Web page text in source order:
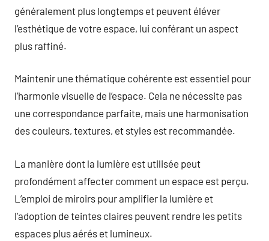
généralement plus longtemps et peuvent éléver
l’esthétique de votre espace, lui conférant un aspect
plus raffiné.
Maintenir une thématique cohérente est essentiel pour
l’harmonie visuelle de l’espace. Cela ne nécessite pas
une correspondance parfaite, mais une harmonisation
des couleurs, textures, et styles est recommandée.
La manière dont la lumière est utilisée peut
profondément affecter comment un espace est perçu.
L’emploi de miroirs pour amplifier la lumière et
l’adoption de teintes claires peuvent rendre les petits
espaces plus aérés et lumineux.